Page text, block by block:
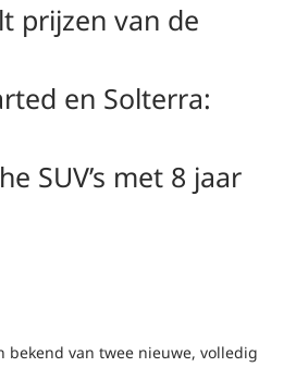
prijzen van de
en Solterra:
SUV’s met 8 jaar
bekend van twee nieuwe, volledig